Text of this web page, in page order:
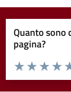
Quanto sono
pagina?
Valuta da 1 a 5 stelle
Valuta 3
Valuta 2
Valuta 1 stelle